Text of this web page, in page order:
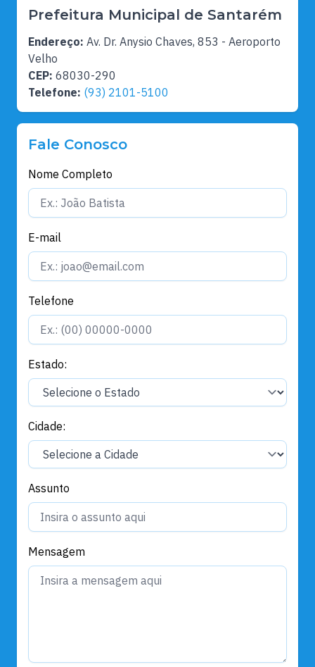
Prefeitura Municipal de Santarém
Endereço: Av. Dr. Anysio Chaves, 853 - Aeroporto
Velho
CEP: 68030-290
Telefone: (93) 2101-5100
Fale Conosco
Nome Completo
E-mail
Telefone
Estado:
Cidade:
Assunto
Mensagem